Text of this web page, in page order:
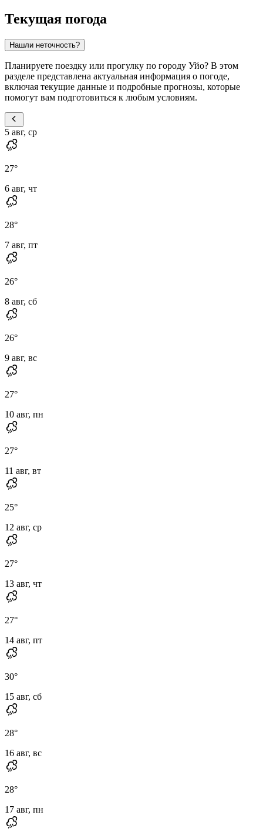
Текущая погода
Нашли неточность?
Планируете поездку или прогулку по городу Уйо? В этом
разделе представлена актуальная информация о погоде,
включая текущие данные и подробные прогнозы, которые
помогут вам подготовиться к любым условиям.
5 авг, ср
27°
6 авг, чт
28°
7 авг, пт
26°
8 авг, сб
26°
9 авг, вс
27°
10 авг, пн
27°
11 авг, вт
25°
12 авг, ср
27°
13 авг, чт
27°
14 авг, пт
30°
15 авг, сб
28°
16 авг, вс
28°
17 авг, пн